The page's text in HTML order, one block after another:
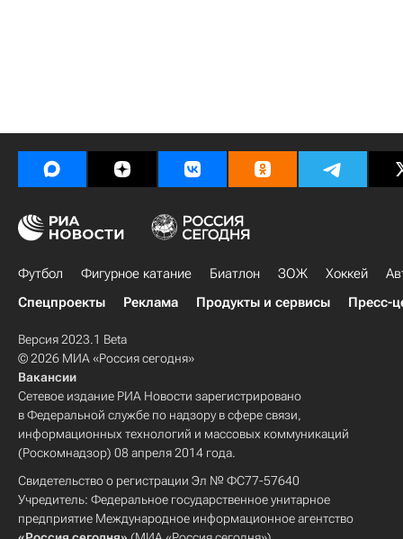
Футбол Фигурное катание Биатлон ЗОЖ Хоккей
Спецпроекты
Реклама Продукты и сервисы Пресс-
Версия 2023.1 Beta
© 2026 МИА «Россия сегодня»
Вакансии
Сетевое издание РИА Новости зарегистрировано
в Федеральной службе по надзору в сфере связи,
информационных технологий и массовых коммуникаций
(Роскомнадзор) 08 апреля 2014 года.
Свидетельство о регистрации Эл № ФС77-57640
Учредитель: Федеральное государственное унитарное
предприятие Международное информационное агентство